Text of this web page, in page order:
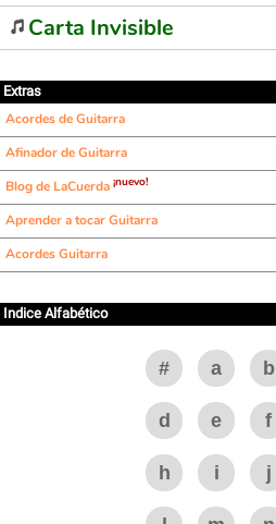
Carta Invisible
Extras
Acordes de Guitarra
Afinador de Guitarra
Blog de LaCuerda ¡nuevo!
Aprender a tocar Guitarra
Acordes Guitarra
Indice Alfabético
# a b
d e f
h i j